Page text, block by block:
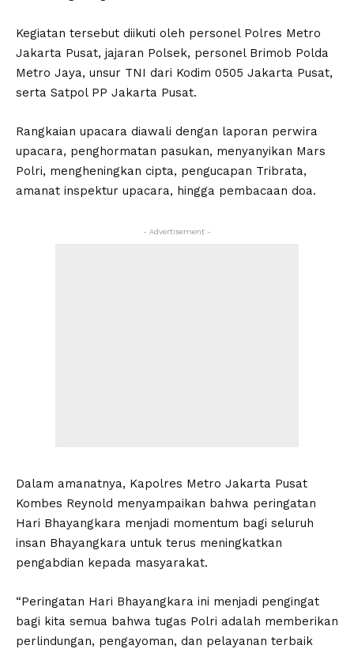
Kegiatan tersebut diikuti oleh personel Polres Metro
Jakarta Pusat, jajaran Polsek, personel Brimob Polda
Metro Jaya, unsur TNI dari Kodim 0505 Jakarta Pusat,
serta Satpol PP Jakarta Pusat.
Rangkaian upacara diawali dengan laporan perwira
upacara, penghormatan pasukan, menyanyikan Mars
Polri, mengheningkan cipta, pengucapan Tribrata,
amanat inspektur upacara, hingga pembacaan doa.
- Advertisement -
Dalam amanatnya, Kapolres Metro Jakarta Pusat
Kombes Reynold menyampaikan bahwa peringatan
Hari Bhayangkara menjadi momentum bagi seluruh
insan Bhayangkara untuk terus meningkatkan
pengabdian kepada masyarakat.
“Peringatan Hari Bhayangkara ini menjadi pengingat
bagi kita semua bahwa tugas Polri adalah memberikan
perlindungan, pengayoman, dan pelayanan terbaik